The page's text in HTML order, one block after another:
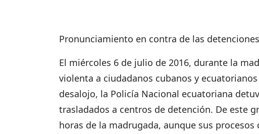
Pronunciamiento en contra de las
El miércoles 6 de julio de 2016, durante la
violenta a ciudadanos cubanos y
desalojo, la Policía Nacional ecuatoriana
trasladados a centros de detención. De este
horas de la madrugada, aunque sus